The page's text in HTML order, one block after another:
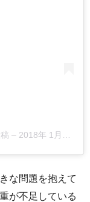
– 2018年 1月月13日午前11時43分PST
な問題を抱えて
が不足している